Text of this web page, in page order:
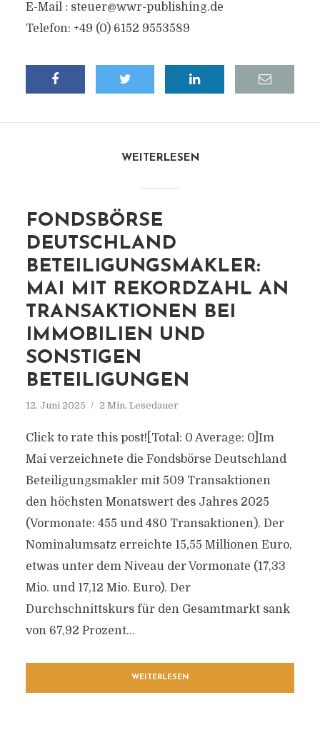
E-Mail : steuer@wwr-publishing.de
Telefon: +49 (0) 6152 9553589
WEITERLESEN
FONDSBÖRSE
DEUTSCHLAND
BETEILIGUNGSMAKLER:
MAI MIT REKORDZAHL AN
TRANSAKTIONEN BEI
IMMOBILIEN UND
SONSTIGEN
BETEILIGUNGEN
12. Juni 2025 2 Min. Lesedauer
Click to rate this post![Total: 0 Average: 0]Im
Mai verzeichnete die Fondsbörse Deutschland
Beteiligungsmakler mit 509 Transaktionen
den höchsten Monatswert des Jahres 2025
(Vormonate: 455 und 480 Transaktionen). Der
Nominalumsatz erreichte 15,55 Millionen Euro,
etwas unter dem Niveau der Vormonate (17,33
Mio. und 17,12 Mio. Euro). Der
Durchschnittskurs für den Gesamtmarkt sank
von 67,92 Prozent...
WEITERLESEN